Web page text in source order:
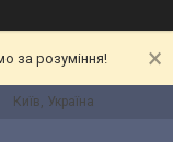
за розуміння!
Київ, Україна